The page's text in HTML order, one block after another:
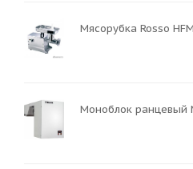
Мясорубка Rosso
Моноблок ранцевый